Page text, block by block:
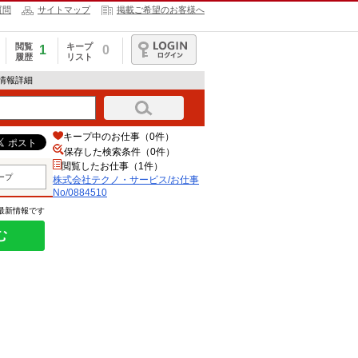
問 サイトマップ 掲載ご希望のお客様へ
閲覧
履歴
1
キープ
リスト
0
ログイン
報詳細
プ
新情報です
キープ中のお仕事（0件）
保存した検索条件（0件）
閲覧したお仕事（1件）
株式会社テクノ・サービス/お仕事
No/0884510